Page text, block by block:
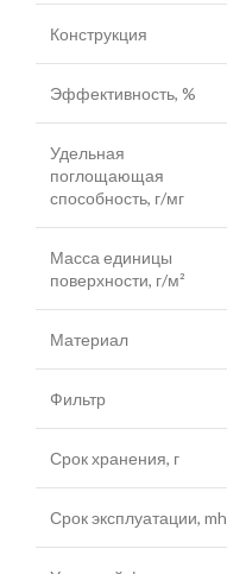
Конструкция
Эффективность, %
Удельная
поглощающая
способность, г/мг
Масса единицы
поверхности, г/м²
Материал
Фильтр
Срок хранения, г
Срок эксплуатации, mh